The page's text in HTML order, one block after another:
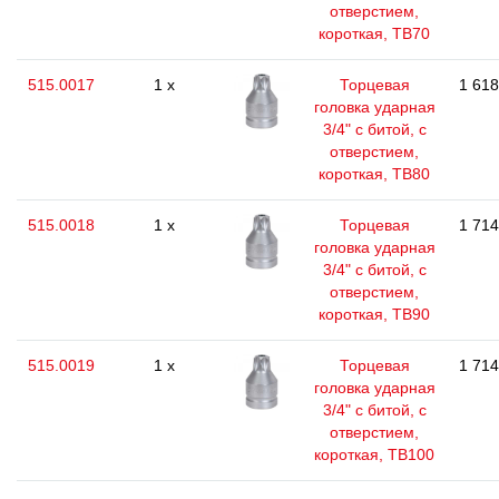
отверстием,
короткая, TB70
515.0017 1 x
Торцевая
головка ударная
3/4" с битой, с
отверстием,
короткая, TB80
1
515.0018 1 x
Торцевая
головка ударная
3/4" с битой, с
отверстием,
короткая, TB90
1
515.0019 1 x
Торцевая
головка ударная
3/4" с битой, с
отверстием,
короткая, TB100
1